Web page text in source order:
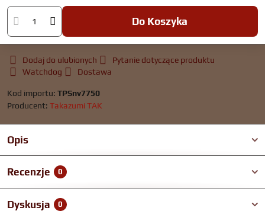
Do Koszyka
Dodaj do ulubionych
Pytanie dotyczące produktu
Watchdog
Dostawa
Kod importu: TPSnv7750
Producent: Takazumi TAK
Opis
Recenzje 0
Dyskusja 0